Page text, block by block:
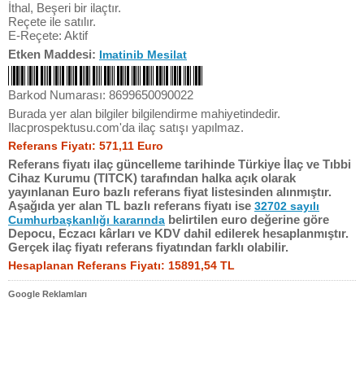
İthal, Beşeri bir ilaçtır.
Reçete ile satılır.
E-Reçete: Aktif
Etken Maddesi: Imatinib Mesilat
Barkod Numarası: 8699650090022
Burada yer alan bilgiler bilgilendirme mahiyetindedir.
Ilacprospektusu.com'da ilaç satışı yapılmaz.
Referans Fiyatı: 571,11 Euro
Referans fiyatı ilaç güncelleme tarihinde Türkiye İlaç ve Tıbbi
Cihaz Kurumu (TITCK) tarafından halka açık olarak
yayınlanan Euro bazlı referans fiyat listesinden alınmıştır.
Aşağıda yer alan TL bazlı referans fiyatı ise 32702 sayılı
Cumhurbaşkanlığı kararında belirtilen euro değerine göre
Depocu, Eczacı kârları ve KDV dahil edilerek hesaplanmıştır.
Gerçek ilaç fiyatı referans fiyatından farklı olabilir.
Hesaplanan Referans Fiyatı: 15891,54 TL
Google Reklamları